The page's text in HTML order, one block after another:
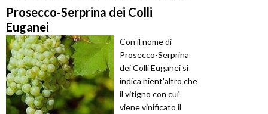
Prosecco-Serprina dei Colli
Euganei
Con il nome di
Prosecco-Serprina
dei Colli Euganei si
indica nient'altro che
il vitigno con cui
viene vinificato il